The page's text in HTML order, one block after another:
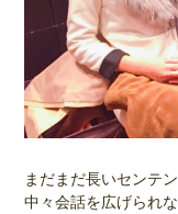
まだまだ長いセンテ
中々会話を広げられ